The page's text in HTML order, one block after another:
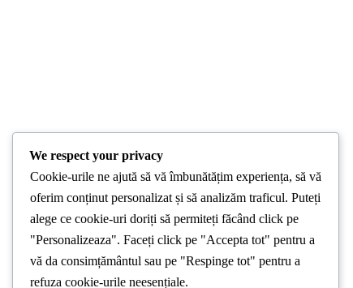
We respect your privacy
Cookie-urile ne ajută să vă îmbunătățim experiența, să vă
oferim conținut personalizat și să analizăm traficul. Puteți
alege ce cookie-uri doriți să permiteți făcând click pe
"Personalizeaza". Faceți click pe "Accepta tot" pentru a
vă da consimțământul sau pe "Respinge tot" pentru a
refuza cookie-urile neesențiale.